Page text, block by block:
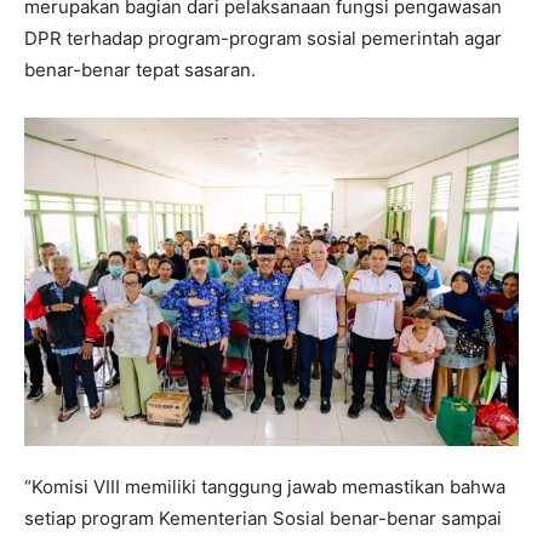
merupakan bagian dari pelaksanaan fungsi pengawasan
DPR terhadap program-program sosial pemerintah agar
benar-benar tepat sasaran.
“Komisi VIII memiliki tanggung jawab memastikan bahwa
setiap program Kementerian Sosial benar-benar sampai